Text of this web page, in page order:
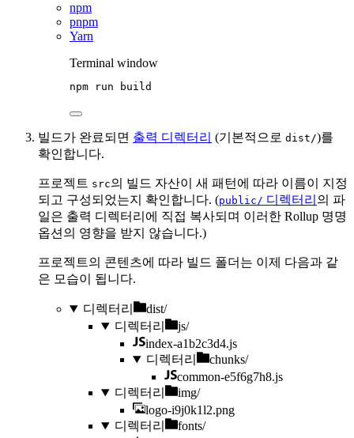
npm
pnpm
Yarn
Terminal window
npm run build
빌드가 완료되면 출력 디렉터리 (기본적으로 dist/)를
확인합니다.
프로젝트 src의 빌드 자산이 새 패턴에 따라 이름이 지정
되고 구성되었는지 확인합니다. (public/ 디렉터리 의 파
일은 출력 디렉터리에 직접 복사되며 이러한 Rollup 명명
옵션의 영향을 받지 않습니다.)
프로젝트의 콘텐츠에 따라 빌드 폴더는 이제 다음과 같
은 모습이 됩니다.
디렉터리
dist/
디렉터리
js/
index-a1b2c3d4.js
디렉터리
chunks/
common-e5f6g7h8.js
디렉터리
img/
logo-i9j0k1l2.png
디렉터리
fonts/